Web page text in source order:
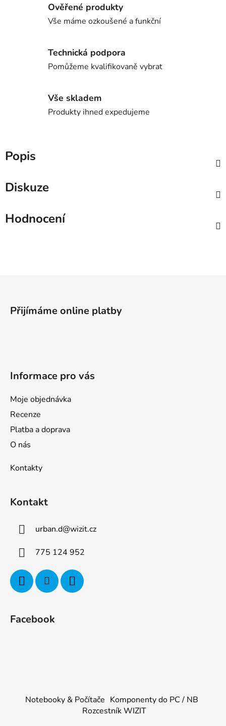
Ověřené produkty
Vše máme ozkoušené a funkční
Technická podpora
Pomůžeme kvalifikovaně vybrat
Vše skladem
Produkty ihned expedujeme
Popis
Diskuze
Hodnocení
Přijímáme online platby
Informace pro vás
Moje objednávka
Recenze
Platba a doprava
O nás
Kontakty
Kontakt
urban.d@wizit.cz
775 124 952
Facebook
Notebooky & Počítače Komponenty do PC / NB
Rozcestník WIZIT